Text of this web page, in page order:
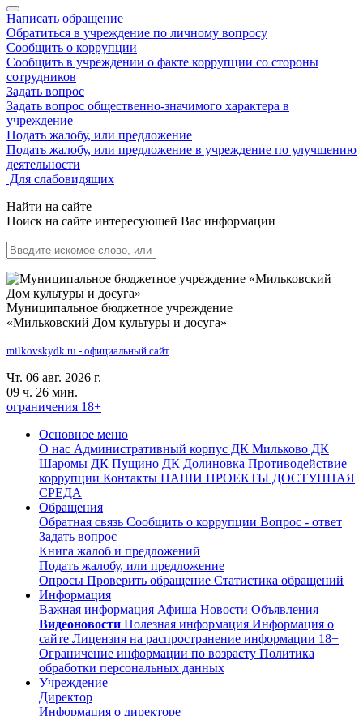
Написать обращение
Обратиться в учреждение по личному вопросу
Сообщить о коррупции
Сообщить в учреждении о факте коррупции со стороны
сотрудников
Задать вопрос
Задать вопрос общественно-значимого характера в
учреждение
Подать жалобу, или предложение
Подать жалобу, или предложение в учреждение по улучшению
деятельности
Для слабовидящих
Найти на сайте
Поиск на сайте интересующей Вас информации
Муниципальное бюджетное учреждение
«Мильковский Дом культуры и досуга»
milkovskydk.ru - официальный сайт
Чт. 06 авг. 2026 г.
09 ч. 26 мин.
ограничения 18+
Основное меню
О нас Административный корпус ДК Мильково ДК
Шаромы ДК Пущино ДК Долиновка Противодействие
коррупции Контакты НАШИ ПРОЕКТЫ ДОСТУПНАЯ
СРЕДА
Обращения
Обратная связь Сообщить о коррупции Вопрос - ответ
Задать вопрос
Книга жалоб и предложений
Подать жалобу, или предложение
Опросы Проверить обращение Статистика обращений
Информация
Важная информация Афиша Новости Объявления
Видеоновости Полезная информация Информация о
сайте Лицензия на распространение информации 18+
Ограничение информации по возрасту Политика
обработки персональных данных
Учреждение
Директор
Информация о директоре